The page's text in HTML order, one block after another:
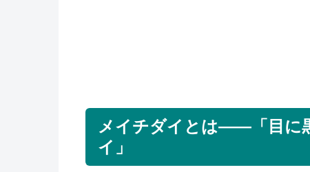
メイチダイとは——「目に
イ」